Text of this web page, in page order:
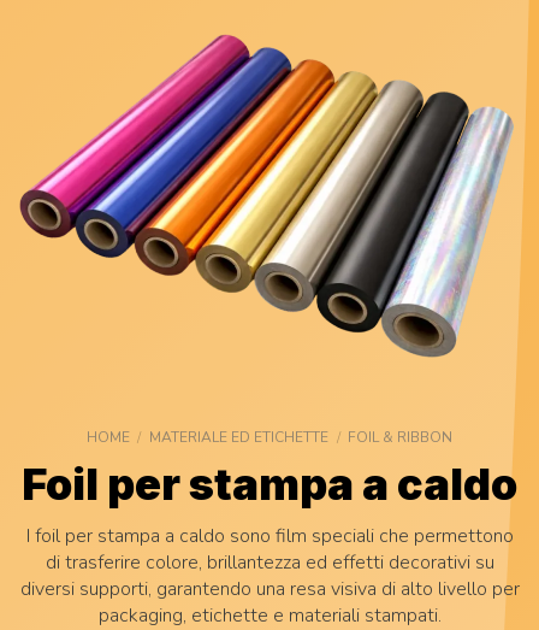
HOME / MATERIALE ED ETICHETTE / FOIL & RIBBON
Foil per stampa a caldo
I foil per stampa a caldo sono film speciali che permettono
di trasferire colore, brillantezza ed effetti decorativi su
diversi supporti, garantendo una resa visiva di alto livello per
packaging, etichette e materiali stampati.